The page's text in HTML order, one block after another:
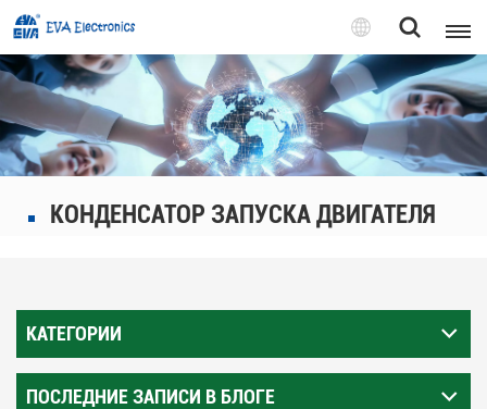
Pусский
English
Pусский
КОНДЕНСАТОР ЗАПУСКА ДВИГАТЕЛЯ
КАТЕГОРИИ
ПОСЛЕДНИЕ ЗАПИСИ В БЛОГЕ